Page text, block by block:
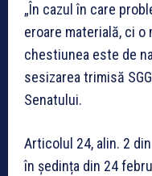
„În cazul în care
eroare materială, ci
chestiunea este de
sesizarea trimisă
Senatului.
Articolul 24, alin. 2
în ședința din 24